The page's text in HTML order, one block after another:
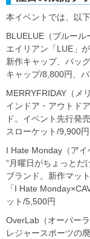
本イベントでは、以
BLUELUE（ブルール
エイリアン「LUE」
新作キャップ、バッ
キャップ/8,800円、
MERRYFRIDAY（メ
インドア・アウトド
ド。イベント先行発
スローケット/9,900
I Hate Monday（ア
“月曜日がちょっとだ
ブランド。新作マッ
「I Hate
ット/5,500円
OverLab（オーバー
レジャースポーツの